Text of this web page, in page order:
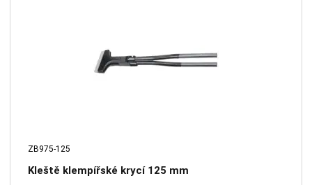
ZB975-125
Kleště klempířské krycí 125 mm